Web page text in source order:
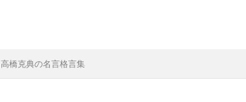
高橋克典の名言格言集